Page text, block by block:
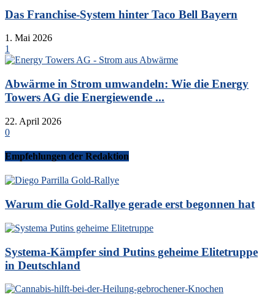
Das Franchise-System hinter Taco Bell Bayern
1. Mai 2026
1
Abwärme in Strom umwandeln: Wie die Energy
Towers AG die Energiewende ...
22. April 2026
0
Empfehlungen der Redaktion
Warum die Gold-Rallye gerade erst begonnen hat
Systema-Kämpfer sind Putins geheime Elitetruppe
in Deutschland